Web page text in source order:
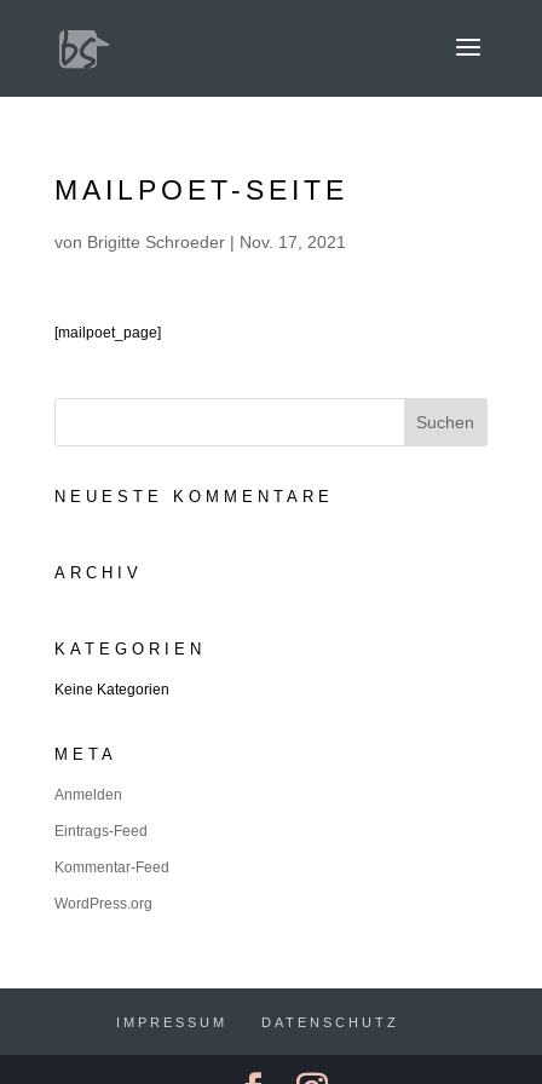
MAILPOET-SEITE
von Brigitte Schroeder| Nov. 17, 2021
[mailpoet_page]
NEUESTE KOMMENTARE
ARCHIV
KATEGORIEN
Keine Kategorien
META
Anmelden
Eintrags-Feed
Kommentar-Feed
WordPress.org
IMPRESSUM DATENSCHUTZ